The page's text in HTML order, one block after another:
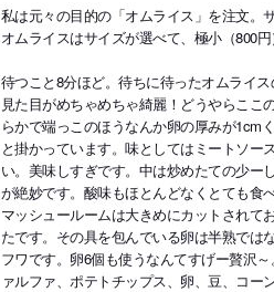
私は元々の目的の「オムライス」を注文。
オムライスはサイズが選べて、極小（800
待つこと8分ほど。待ちに待ったオムライス
見た目がめちゃめちゃ綺麗！どうやらここ
らかで端っこのほうなんか卵の厚みが1cm
と掛かっています。味としてはミートソー
い。美味しすぎです。中は炒めたての少ー
が絶妙です。酸味もほとんどなくとても食
マッシュールームは大きめにカットされて
たです。その具を包んでいる卵は半熟では
フワです。卵6個も使うなんてすげー贅沢
ァルファ、ポテトチップス、卵、豆、コー